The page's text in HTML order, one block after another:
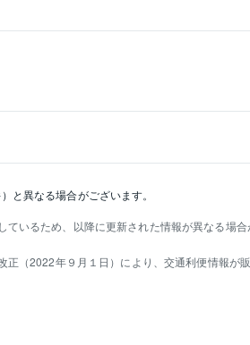
と異なる場合がございます。
いるため、以降に更新された情報が異なる場合
（2022年９月１日）により、交通利便情報が